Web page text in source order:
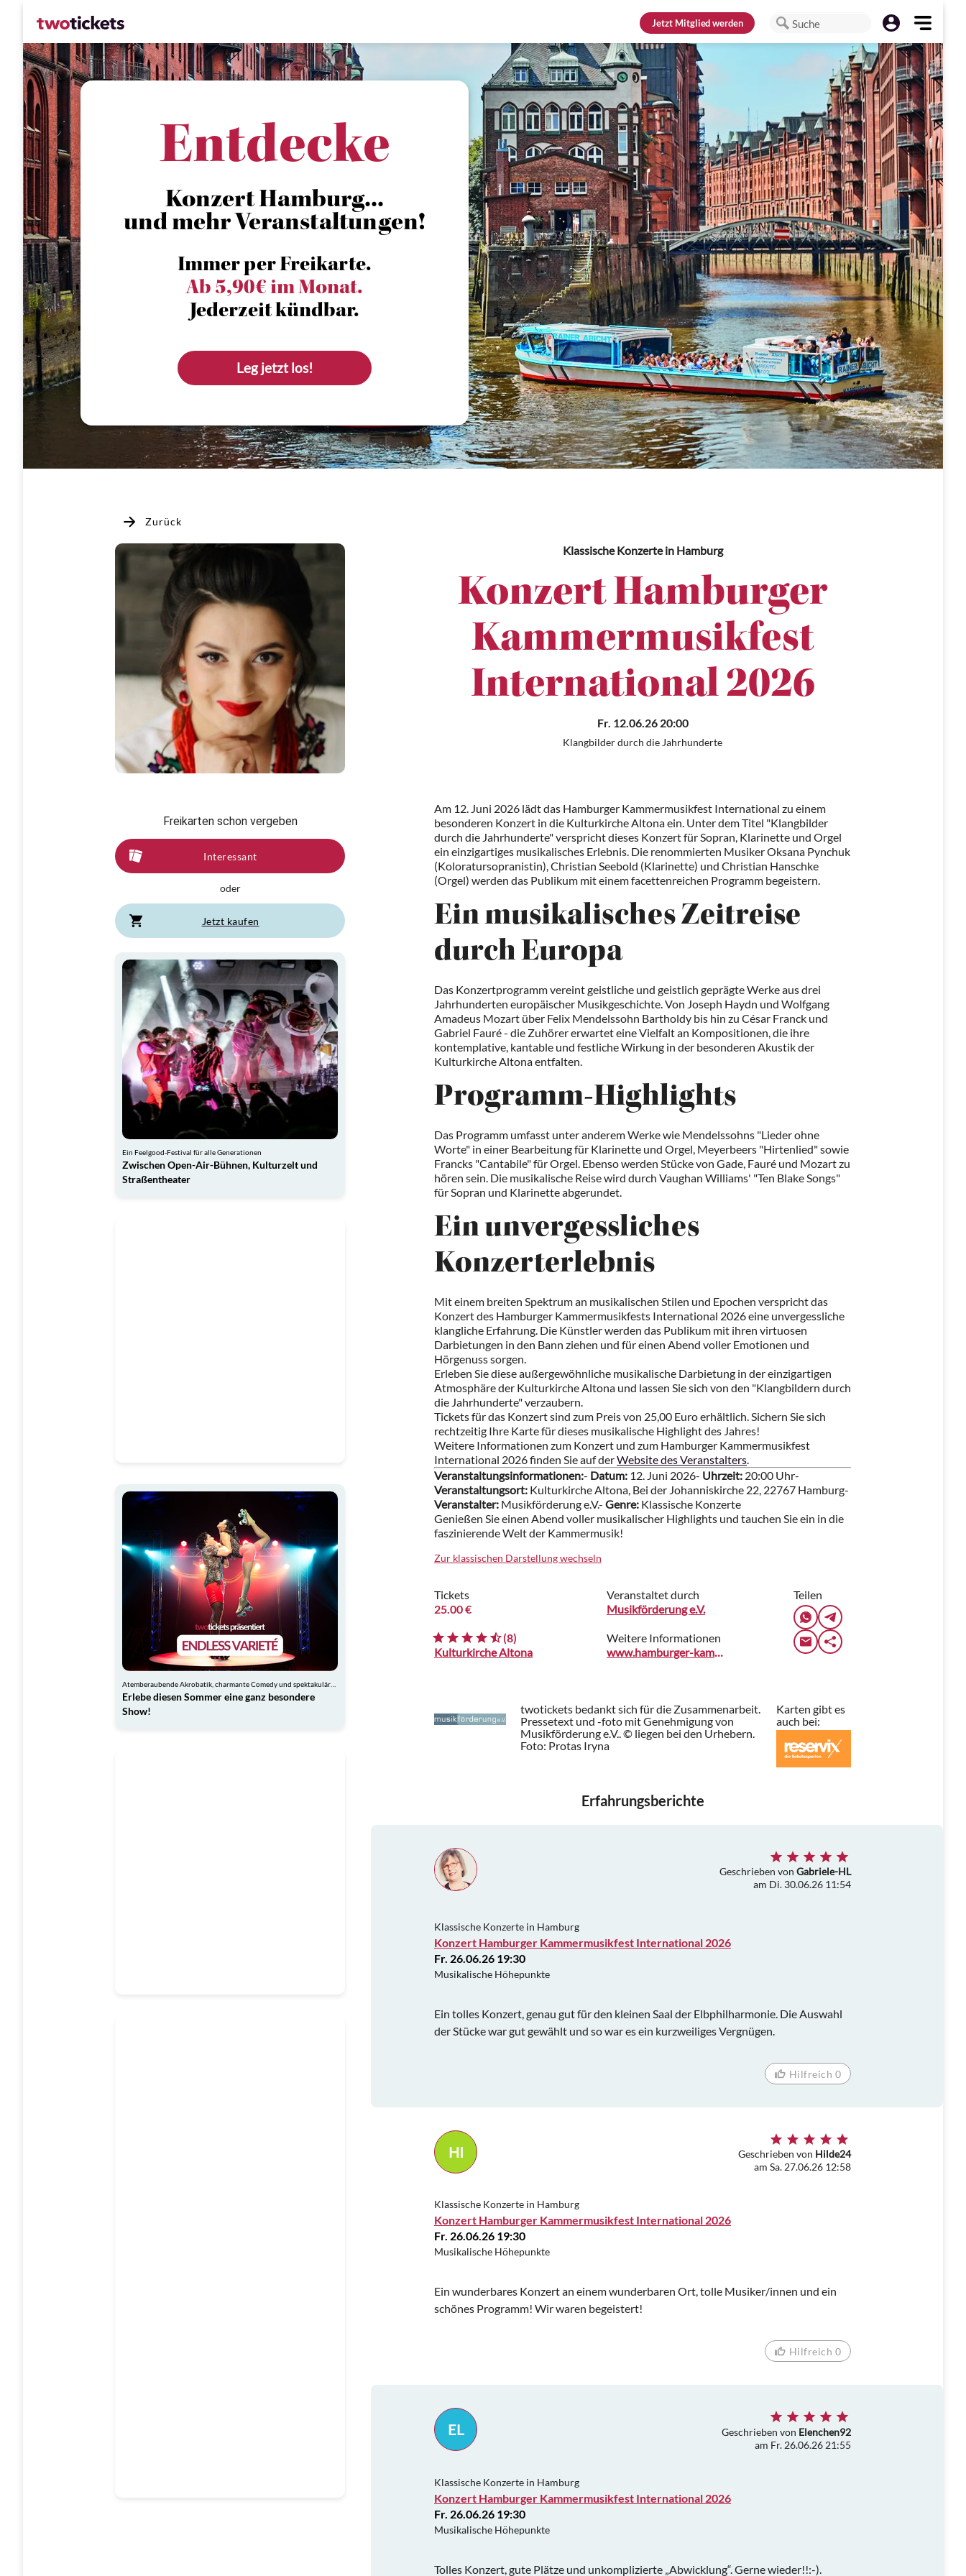
JetztMitglied werden Suche
Entdecke
Konzert Hamburg...
und mehr Veranstaltungen!
Immer per Freikarte.
Ab 5,90€ im Monat.
Jederzeit kündbar.
Leg jetzt los!
Zurück
Freikarten schon vergeben
Interessant
oder
Jetzt kaufen
Ein Feelgood-Festival für alle Generationen
Zwischen Open-Air-Bühnen, Kulturzelt und
Straßentheater
Erlebe diesen Sommer eine ganz besondere
Show!
Klassische Konzertein Hamburg
Konzert Hamburger
Kammermusikfest
International 2026
Fr. 12.06.26 20:00
Klangbilder durch die Jahrhunderte
Am 12. Juni 2026 lädt das Hamburger Kammermusikfest International zu einem
besonderen Konzert in die Kulturkirche Altona ein. Unter dem Titel "Klangbilder
durch die Jahrhunderte" verspricht dieses Konzert für Sopran, Klarinette und Orgel
ein einzigartiges musikalisches Erlebnis. Die renommierten Musiker Oksana Pynchuk
(Koloratursopranistin), Christian Seebold (Klarinette) und Christian Hanschke
(Orgel) werden das Publikum mit einem facettenreichen Programm begeistern.
Ein musikalisches Zeitreise
durch Europa
Das Konzertprogramm vereint geistliche und geistlich geprägte Werke aus drei
Jahrhunderten europäischer Musikgeschichte. Von Joseph Haydn und Wolfgang
Amadeus Mozart über Felix Mendelssohn Bartholdy bis hin zu César Franck und
Gabriel Fauré - die Zuhörer erwartet eine Vielfalt an Kompositionen, die ihre
kontemplative, kantable und festliche Wirkung in der besonderen Akustik der
Kulturkirche Altona entfalten.
Programm-Highlights
Das Programm umfasst unter anderem Werke wie Mendelssohns "Lieder ohne
Worte" in einer Bearbeitung für Klarinette und Orgel, Meyerbeers "Hirtenlied" sowie
Francks "Cantabile" für Orgel. Ebenso werden Stücke von Gade, Fauré und Mozart zu
hören sein. Die musikalische Reise wird durch Vaughan Williams' "Ten Blake Songs"
für Sopran und Klarinette abgerundet.
Ein unvergessliches
Konzerterlebnis
Mit einem breiten Spektrum an musikalischen Stilen und Epochen verspricht das
Konzert des Hamburger Kammermusikfests International 2026 eine unvergessliche
klangliche Erfahrung. Die Künstler werden das Publikum mit ihren virtuosen
Darbietungen in den Bann ziehen und für einen Abend voller Emotionen und
Hörgenuss sorgen.
Erleben Sie diese außergewöhnliche musikalische Darbietung in der einzigartigen
Atmosphäre der Kulturkirche Altona und lassen Sie sich von den "Klangbildern durch
die Jahrhunderte" verzaubern.
Tickets für das Konzert sind zum Preis von 25,00 Euro erhältlich. Sichern Sie sich
rechtzeitig Ihre Karte für dieses musikalische Highlight des Jahres!
Weitere Informationen zum Konzert und zum Hamburger Kammermusikfest
International 2026 finden Sie auf derWebsite des Veranstalters.
Veranstaltungsinformationen:- Datum: 12. Juni 2026- Uhrzeit: 20:00 Uhr-
Veranstaltungsort: Kulturkirche Altona, Bei der Johanniskirche 22, 22767 Hamburg-
Veranstalter: Musikförderung e.V.- Genre: Klassische Konzerte
Genießen Sie einen Abend voller musikalischer Highlights und tauchen Sie ein in die
faszinierende Welt der Kammermusik!
Zur klassischen Darstellung wechseln
Tickets
25.00 €
(8)
Kulturkirche Altona
Veranstaltet durch
Musikförderung e.V.
Weitere Informationen
www.hamburger-kammermusikfest.de
Teilen
twotickets bedankt sich für die Zusammenarbeit.
Pressetext und -foto mit Genehmigung von
Musikförderung e.V.. © liegen bei den Urhebern.
Foto: Protas Iryna
Karten gibt es
auch bei:
Erfahrungsberichte
Geschrieben von Gabriele-HL
am Di. 30.06.26 11:54
Klassische Konzerte in Hamburg
Konzert Hamburger Kammermusikfest International 2026
Fr. 26.06.26 19:30
Musikalische Höhepunkte
Ein tolles Konzert, genau gut für den kleinen Saal der Elbphilharmonie. Die Auswahl
der Stücke war gut gewählt und so war es ein kurzweiliges Vergnügen.
Hilfreich 0
HI Geschrieben von Hilde24
am Sa. 27.06.26 12:58
Klassische Konzerte in Hamburg
Konzert Hamburger Kammermusikfest International 2026
Fr. 26.06.26 19:30
Musikalische Höhepunkte
Ein wunderbares Konzert an einem wunderbaren Ort, tolle Musiker/innen und ein
schönes Programm! Wir waren begeistert!
Hilfreich 0
EL Geschrieben von Elenchen92
am Fr. 26.06.26 21:55
Klassische Konzerte in Hamburg
Konzert Hamburger Kammermusikfest International 2026
Fr. 26.06.26 19:30
Musikalische Höhepunkte
Tolles Konzert, gute Plätze und unkomplizierte „Abwicklung“. Gerne wieder!!:-).